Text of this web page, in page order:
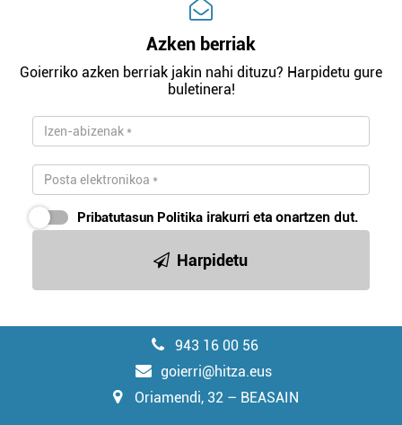
Azken berriak
Goierriko azken berriak jakin nahi dituzu? Harpidetu gure
buletinera!
Pribatutasun Politika irakurri eta onartzen dut.
Harpidetu
943 16 00 56
goierri@hitza.eus
Oriamendi, 32 – BEASAIN